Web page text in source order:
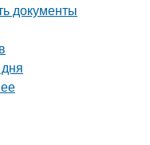
документы